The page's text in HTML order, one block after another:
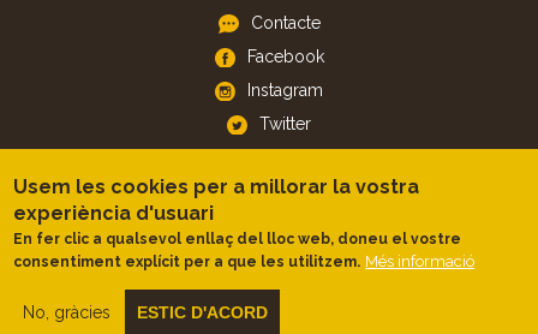
Contacte
Facebook
Instagram
Twitter
APP
Android
Usem les cookies per a millorar la vostra
experiència d'usuari
En fer clic a qualsevol enllaç del lloc web, doneu el vostre
consentiment explícit per a que les utilitzem. Més informació
No, gràcies ESTIC D'ACORD